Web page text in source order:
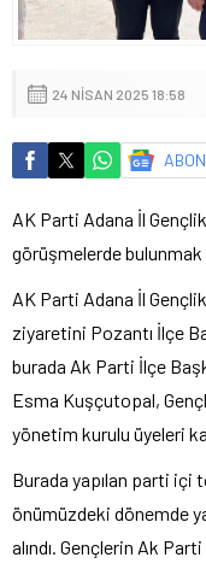
24 NISAN 2025 18:58
AK Parti Adana İl
görüşmelerde bulunmak
AK Parti Adana İl
ziyaretini Pozantı İlçe
burada Ak Parti İlçe
Esma Kuşçutopal,
yönetim kurulu üyeleri
Burada yapılan parti içi
önümüzdeki dönemde
alındı. Gençlerin Ak